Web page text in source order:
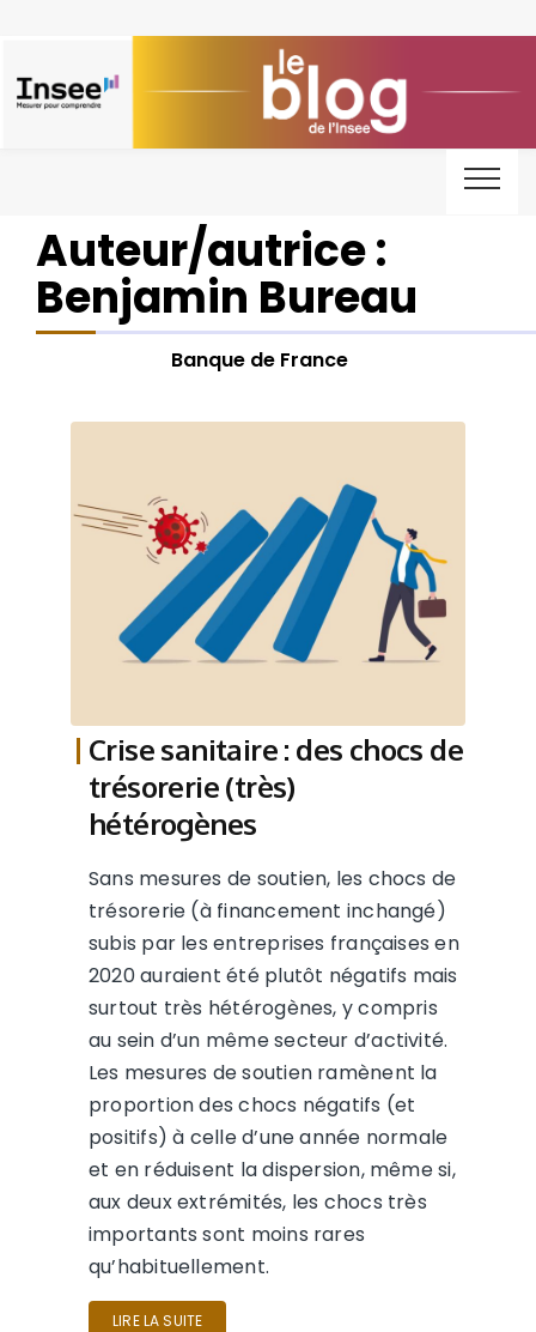
Auteur/autrice :
Benjamin Bureau
Banque de France
Crise sanitaire : des chocs de
trésorerie (très)
hétérogènes
Sans mesures de soutien, les chocs de
trésorerie (à financement inchangé)
subis par les entreprises françaises en
2020 auraient été plutôt négatifs mais
surtout très hétérogènes, y compris
au sein d’un même secteur d’activité.
Les mesures de soutien ramènent la
proportion des chocs négatifs (et
positifs) à celle d’une année normale
et en réduisent la dispersion, même si,
aux deux extrémités, les chocs très
importants sont moins rares
qu’habituellement.
LIRE LA SUITE